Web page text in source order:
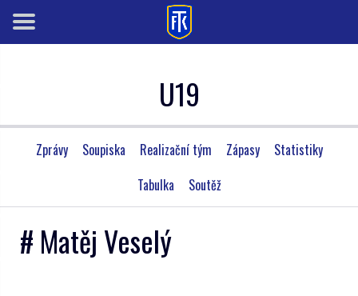
U19
Zprávy Soupiska Realizační tým Zápasy
Statistiky
Tabulka
Soutěž
# Matěj Veselý